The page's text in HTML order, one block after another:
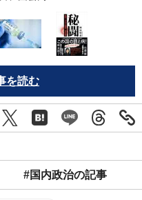
を読む
#国内政治の記事